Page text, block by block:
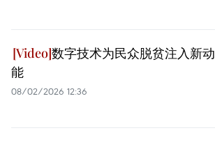
数字技术为民众脱贫注入新动
能
08/02/2026 12:36